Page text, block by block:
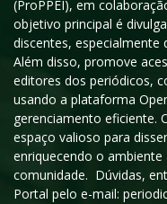
(ProPPEI), em
objetivo principal é
discentes, especialmente
Além disso, promove
editores dos periódicos,
usando a plataforma
gerenciamento eficiente.
espaço valioso para
enriquecendo o
comunidade. Dúvidas,
Portal pelo e-mail: